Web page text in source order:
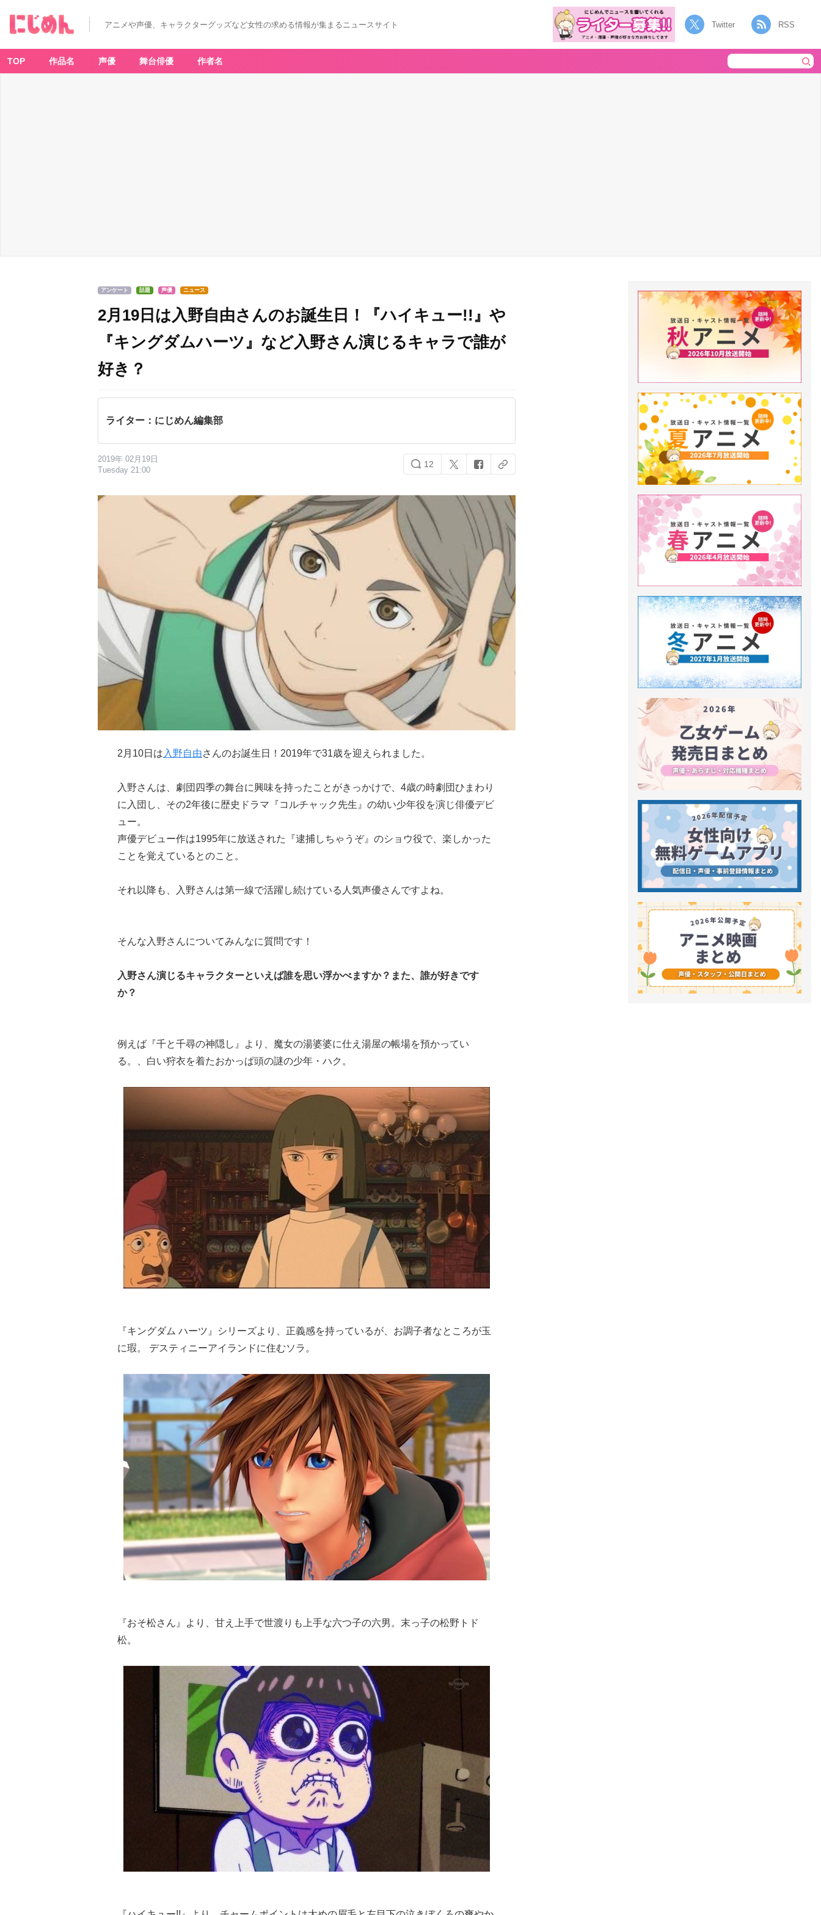
アニメや声優、キャラクターグッズなど女性の求める情報が集まるニュースサイト Twitter RSS
TOP 作品名 声優 舞台俳優 作者名
アンケート 話題 声優 ニュース
2月19日は入野自由さんのお誕生日！『ハイキュー!!』や
『キングダムハーツ』など入野さん演じるキャラで誰が
好き？
ライター：にじめん編集部
2019年 02月19日
Tuesday 21:00
12
2月10日は 入野自由さんのお誕生日！2019年で31歳を迎えられました。
入野さんは、劇団四季の舞台に興味を持ったことがきっかけで、4歳の時劇団ひまわり
に入団し、その2年後に歴史ドラマ『コルチャック先生』の幼い少年役を演じ俳優デビ
ュー。
声優デビュー作は1995年に放送された『逮捕しちゃうぞ』のショウ役で、楽しかった
ことを覚えているとのこと。
それ以降も、入野さんは第一線で活躍し続けている人気声優さんですよね。
そんな入野さんについてみんなに質問です！
入野さん演じるキャラクターといえば誰を思い浮かべますか？また、誰が好きです
か？
例えば『千と千尋の神隠し』より、魔女の湯婆婆に仕え湯屋の帳場を預かってい
る。、白い狩衣を着たおかっぱ頭の謎の少年・ハク。
『キングダム ハーツ』シリーズより、 正義感を持っているが、お調子者なところが玉
に瑕。 デスティニーアイランドに住むソラ。
『おそ松さん』より、甘え上手で世渡りも上手な六つ子の六男。末っ子の松野トド
松。